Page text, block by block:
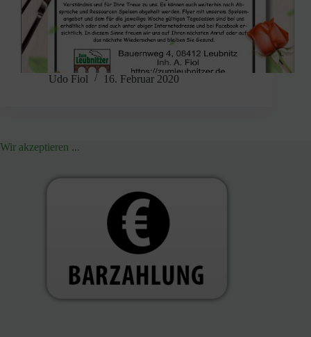
Udo Fiol 16. Februar 2020
Wir akzeptieren ...